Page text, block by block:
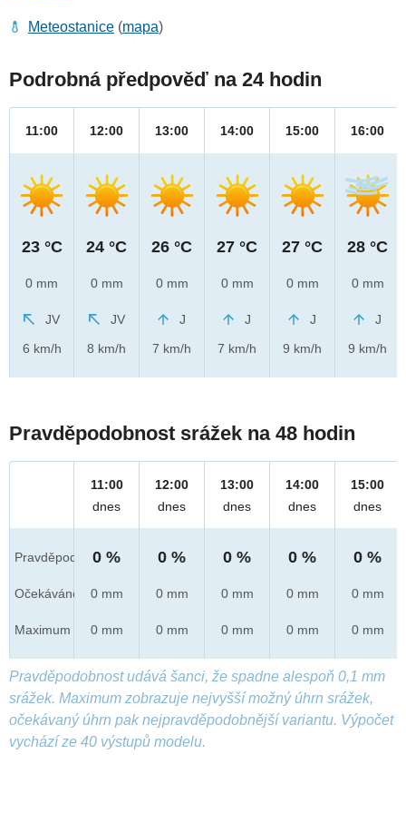
Meteostanice (mapa)
Podrobná předpověď na 24 hodin
11:00
23 °C
0 mm
JV
6 km/h
12:00
24 °C
0 mm
JV
8 km/h
13:00
26 °C
0 mm
J
7 km/h
14:00
27 °C
0 mm
J
7 km/h
15:00
27 °C
0 mm
J
9 km/h
16:00
28 °C
0 mm
J
9 km/h
Pravděpodobnost srážek na 48 hodin
Pravděpod.
Očekáváno
Maximum
11:00
dnes
0 %
0 mm
0 mm
12:00
dnes
0 %
0 mm
0 mm
13:00
dnes
0 %
0 mm
0 mm
14:00
dnes
0 %
0 mm
0 mm
15:00
dnes
0 %
0 mm
0 mm
Pravděpodobnost udává šanci, že spadne alespoň 0,1 mm
srážek. Maximum zobrazuje nejvyšší možný úhrn srážek,
očekávaný úhrn pak nejpravděpodobnější variantu. Výpočet
vychází ze 40 výstupů modelu.